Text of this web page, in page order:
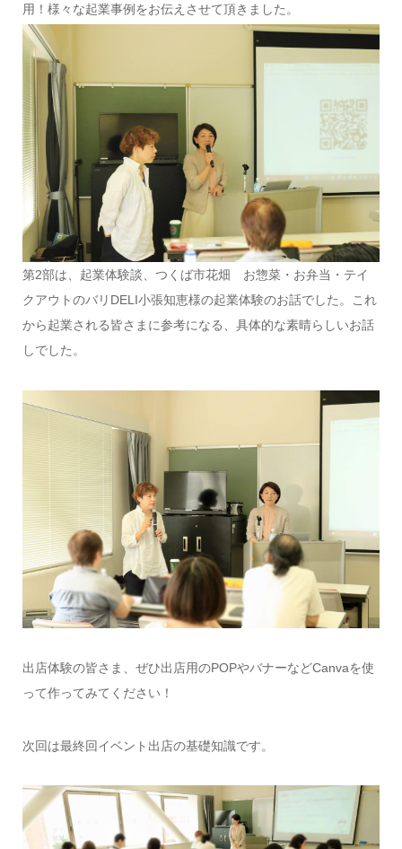
用！様々な起業事例をお伝えさせて頂きました。
第2部は、起業体験談、つくば市花畑 お惣菜・お弁当・テイ
クアウトのバリDELI小張知恵様の起業体験のお話でした。これ
から起業される皆さまに参考になる、具体的な素晴らしいお話
しでした。
出店体験の皆さま、ぜひ出店用のPOPやバナーなどCanvaを使
って作ってみてください！
次回は最終回イベント出店の基礎知識です。